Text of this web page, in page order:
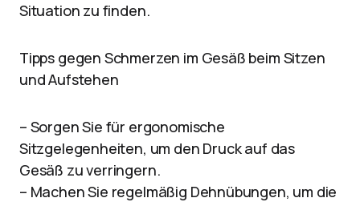
Situation zu finden.
Tipps gegen Schmerzen im Gesäß beim Sitzen
und Aufstehen
– Sorgen Sie für ergonomische
Sitzgelegenheiten, um den Druck auf das
Gesäß zu verringern.
– Machen Sie regelmäßig Dehnübungen, um die